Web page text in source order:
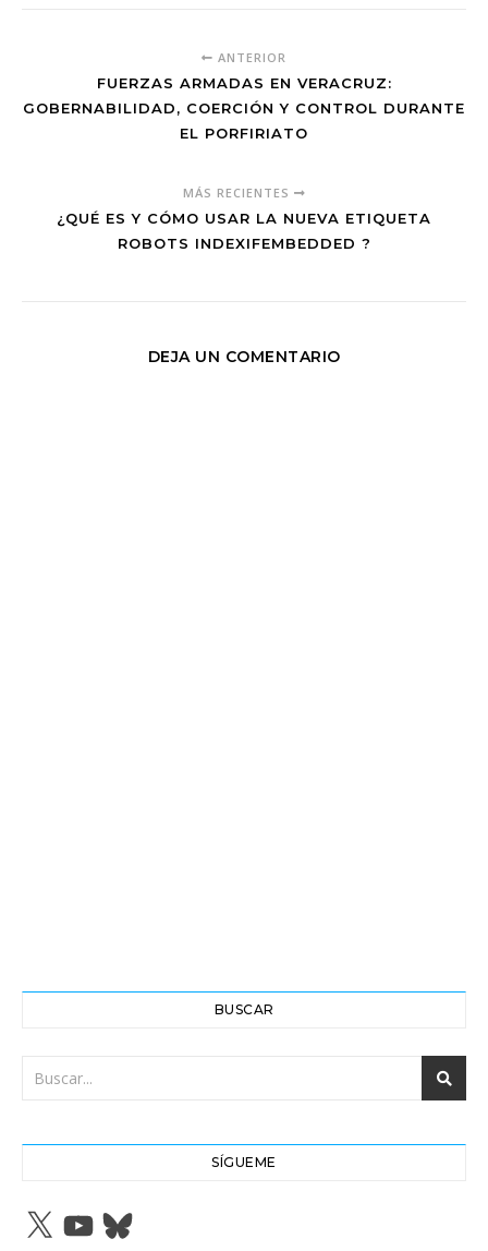
ANTERIOR
FUERZAS ARMADAS EN VERACRUZ:
GOBERNABILIDAD, COERCIÓN Y CONTROL DURANTE
EL PORFIRIATO
MÁS RECIENTES
¿QUÉ ES Y CÓMO USAR LA NUEVA ETIQUETA
ROBOTS INDEXIFEMBEDDED ?
DEJA UN COMENTARIO
BUSCAR
SÍGUEME
X YouTubeBluesky